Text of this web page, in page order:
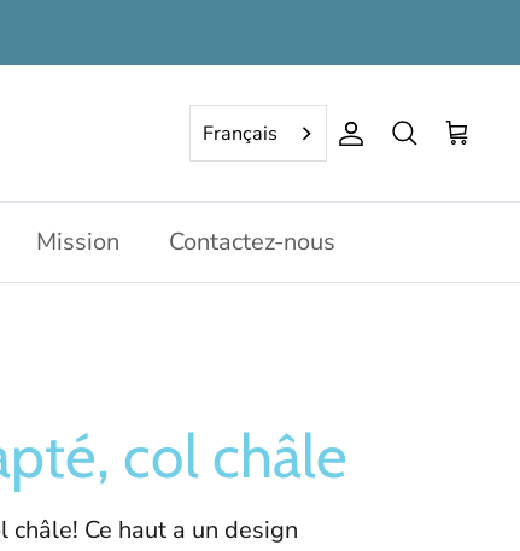
Français Compte
Rechercher
Panier
Mission Contactez-nous
col châle
châle! Ce haut a un design